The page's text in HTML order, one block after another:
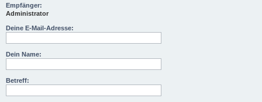
Empfänger:
Administrator
Deine E-Mail-Adresse:
Dein Name:
Betreff: